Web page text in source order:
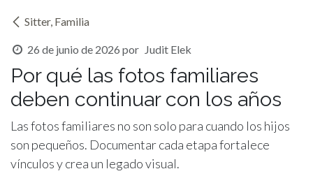
Sitter, Familia
26 de junio de 2026 por Judit Elek
Por qué las fotos familiares
deben continuar con los años
Las fotos familiares no son solo para cuando los hijos
son pequeños. Documentar cada etapa fortalece
vínculos y crea un legado visual.